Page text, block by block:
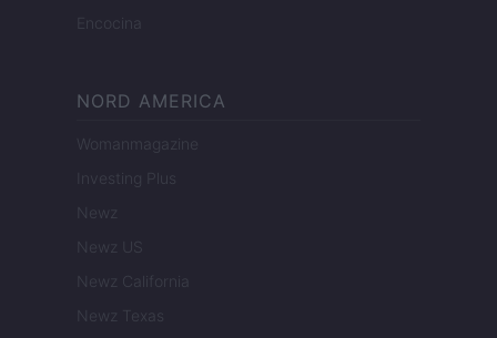
Encocina
NORD AMERICA
Womanmagazine
Investing Plus
Newz
Newz US
Newz California
Newz Texas